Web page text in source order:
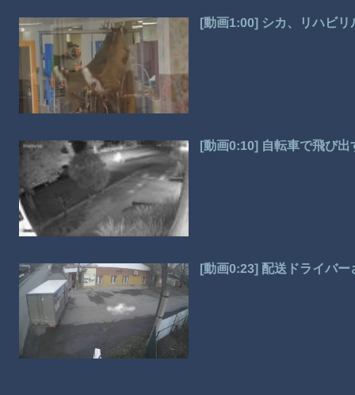
[動画1:00] シカ、リハビ
[動画0:10] 自転車で飛び
[動画0:23] 配送ドライバ